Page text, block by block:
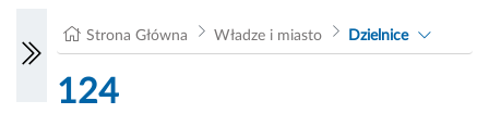
Strona Główna Władze i miasto Dzielnice
124